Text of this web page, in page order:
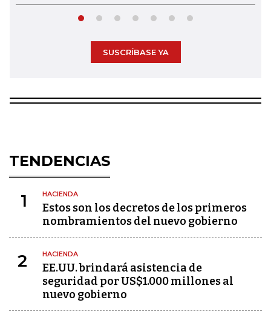
SUSCRÍBASE YA
TENDENCIAS
1 HACIENDA
Estos son los decretos de los primeros
nombramientos del nuevo gobierno
2 HACIENDA
EE.UU. brindará asistencia de
seguridad por US$1.000 millones al
nuevo gobierno